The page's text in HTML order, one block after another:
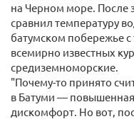
на Черном море. После
сравнил температуру
батумском побережье
всемирно известных
средиземноморские.
"Почему-то принято
в Батуми — повышенная
дискомфорт. Но вот,